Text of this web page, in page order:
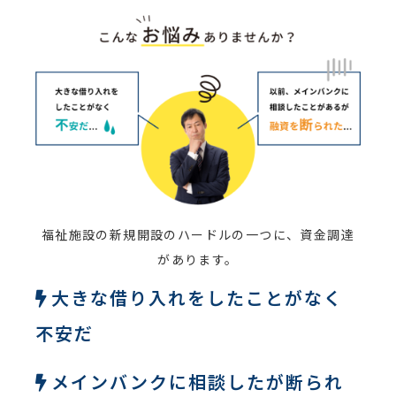
福祉施設の新規開設のハードルの一つに、資金調達
があります。
大きな借り入れをしたことがなく
不安だ
メインバンクに相談したが断られ